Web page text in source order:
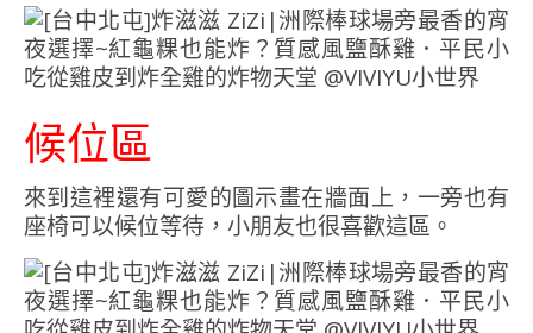
候位區
來到這裡還有可愛的圖示畫在牆面上，一旁也有
座椅可以候位等待，小朋友也很喜歡這區。